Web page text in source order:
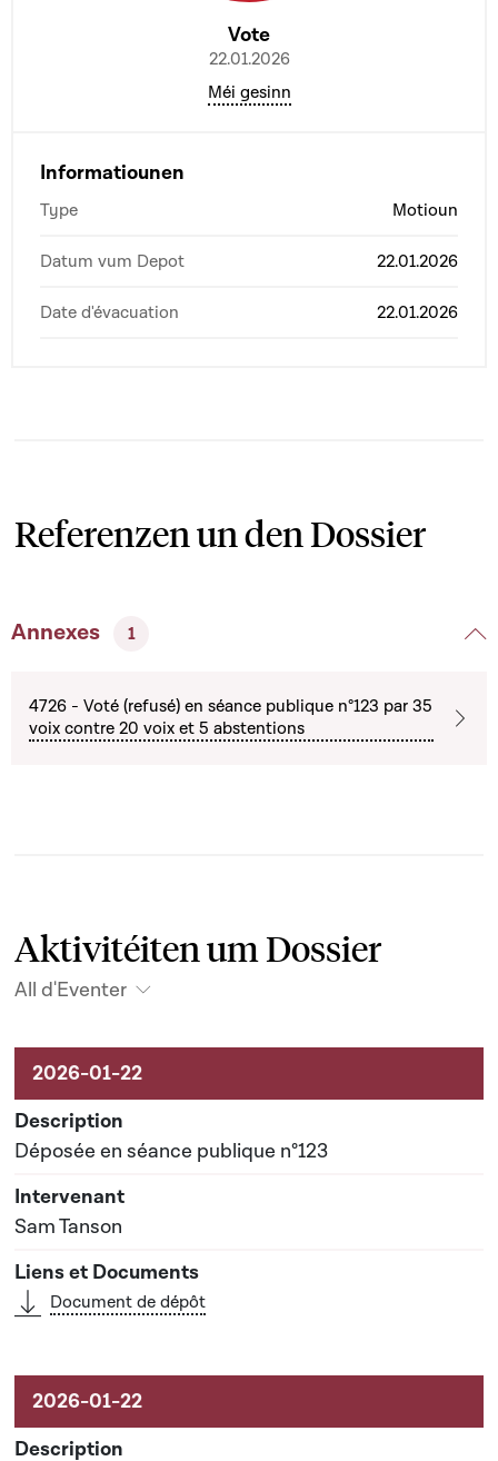
Vote
22.01.2026
Méi gesinn
Informatiounen
Type Motioun
Datum vum Depot 22.01.2026
Date d'évacuation 22.01.2026
Referenzen un den Dossier
Annexes 1
4726 - Voté (refusé) en séance publique n°123 par 35
voix contre 20 voix et 5 abstentions
Aktivitéiten um Dossier
All d'Eventer
Aktivitéiten um Dossier
Déposée en séance publique n°123
Sam Tanson
Document de dépôt